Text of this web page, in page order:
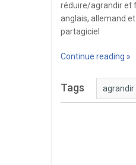
réduire/agrandir et
anglais, allemand
partagiciel
Continue reading »
Tags agrandir